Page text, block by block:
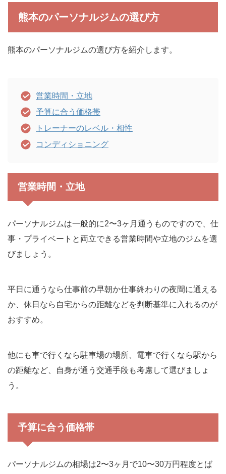
熊本のパーソナルジムの選び方
熊本のパーソナルジムの選び方を紹介します。
営業時間・立地
予算に合う価格帯
トレーナーのレベル・相性
コンディショニング
営業時間・立地
パーソナルジムは一般的に2〜3ヶ月通うものですので、仕
事・プライベートと両立できる営業時間や立地のジムを選
びましょう。
平日に通うなら仕事前の早朝か仕事終わりの夜間に通える
か、休日なら自宅からの距離などを判断基準に入れるのが
おすすめ。
他にも車で行くなら駐車場の場所、電車で行くなら駅から
の距離など、自身が通う交通手段も考慮して選びましょ
う。
予算に合う価格帯
パーソナルジムの相場は2〜3ヶ月で10〜30万円程度とば